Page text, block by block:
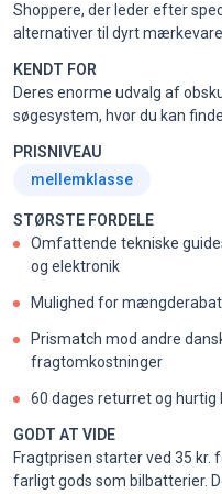
Shoppere, der leder efter
alternativer til dyrt
KENDT FOR
Deres enorme udvalg af
søgesystem, hvor du kan
PRISNIVEAU
mellemklasse
STØRSTE FORDELE
Omfattende tekniske
og elektronik
Mulighed for
Prismatch mod andre
fragtomkostninger
60 dages returret og hurtig
GODT AT VIDE
Fragtprisen starter ved 35 kr.
farligt gods som bilbatterier.